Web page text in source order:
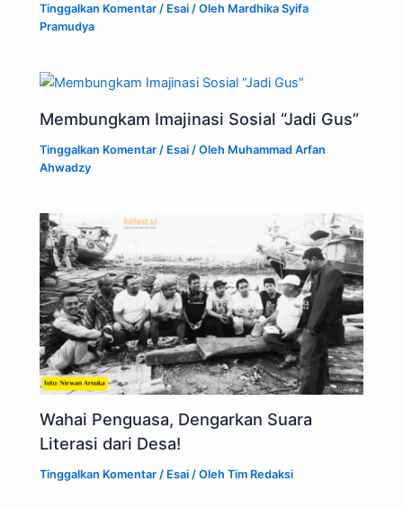
Tinggalkan Komentar / Esai / Oleh Mardhika Syifa
Pramudya
Membungkam Imajinasi Sosial “Jadi Gus”
Tinggalkan Komentar / Esai / Oleh Muhammad Arfan
Ahwadzy
Wahai Penguasa, Dengarkan Suara
Literasi dari Desa!
Tinggalkan Komentar / Esai / OlehTim Redaksi